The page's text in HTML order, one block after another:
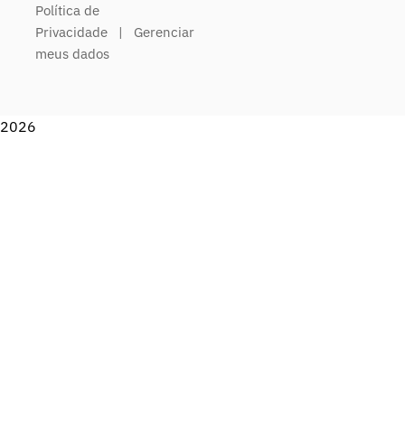
Política de
Privacidade | Gerenciar
meus dados
2026